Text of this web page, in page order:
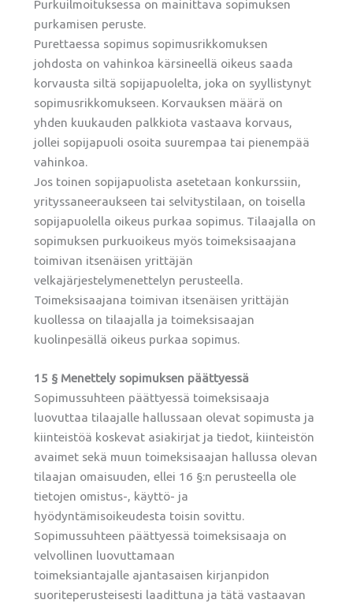
Purkuilmoituksessa on mainittava sopimuksen
purkamisen peruste.
Purettaessa sopimus sopimusrikkomuksen
johdosta on vahinkoa kärsineellä oikeus saada
korvausta siltä sopijapuolelta, joka on syyllistynyt
sopimusrikkomukseen. Korvauksen määrä on
yhden kuukauden palkkiota vastaava korvaus,
jollei sopijapuoli osoita suurempaa tai pienempää
vahinkoa.
Jos toinen sopijapuolista asetetaan konkurssiin,
yrityssaneeraukseen tai selvitystilaan, on toisella
sopijapuolella oikeus purkaa sopimus. Tilaajalla on
sopimuksen purkuoikeus myös toimeksisaajana
toimivan itsenäisen yrittäjän
velkajärjestelymenettelyn perusteella.
Toimeksisaajana toimivan itsenäisen yrittäjän
kuollessa on tilaajalla ja toimeksisaajan
kuolinpesällä oikeus purkaa sopimus.
15 § Menettely sopimuksen päättyessä
Sopimussuhteen päättyessä toimeksisaaja
luovuttaa tilaajalle hallussaan olevat sopimusta ja
kiinteistöä koskevat asiakirjat ja tiedot, kiinteistön
avaimet sekä muun toimeksisaajan hallussa olevan
tilaajan omaisuuden, ellei 16 §:n perusteella ole
tietojen omistus-, käyttö- ja
hyödyntämisoikeudesta toisin sovittu.
Sopimussuhteen päättyessä toimeksisaaja on
velvollinen luovuttamaan
toimeksiantajalle ajantasaisen kirjanpidon
suoriteperusteisesti laadittuna ja tätä vastaavan